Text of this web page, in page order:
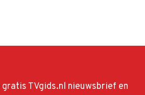
TVgids.nl nieuwsbrief en